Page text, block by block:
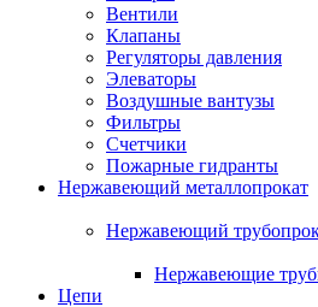
Вентили
Клапаны
Регуляторы давления
Элеваторы
Воздушные вантузы
Фильтры
Счетчики
Пожарные гидранты
Нержавеющий металлопрокат
Нержавеющий
Нержавеющие
Цепи